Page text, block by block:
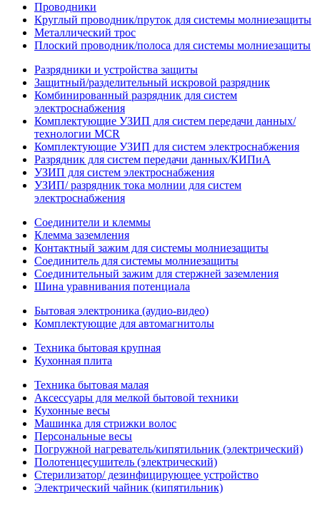
Проводники
Круглый проводник/пруток для системы молниезащиты
Металлический трос
Плоский проводник/полоса для системы молниезащиты
Разрядники и устройства защиты
Защитный/разделительный искровой разрядник
Комбинированный разрядник для систем
электроснабжения
Комплектующие УЗИП для систем передачи данных/
технологии MCR
Комплектующие УЗИП для систем электроснабжения
Разрядник для систем передачи данных/КИПиА
УЗИП для систем электроснабжения
УЗИП/ разрядник тока молнии для систем
электроснабжения
Соединители и клеммы
Клемма заземления
Контактный зажим для системы молниезащиты
Соединитель для системы молниезащиты
Соединительный зажим для стержней заземления
Шина уравнивания потенциала
Бытовая электроника (аудио-видео)
Комплектующие для автомагнитолы
Техника бытовая крупная
Кухонная плита
Техника бытовая малая
Аксессуары для мелкой бытовой техники
Кухонные весы
Машинка для стрижки волос
Персональные весы
Погружной нагреватель/кипятильник (электрический)
Полотенцесушитель (электрический)
Стерилизатор/ дезинфицирующее устройство
Электрический чайник (кипятильник)